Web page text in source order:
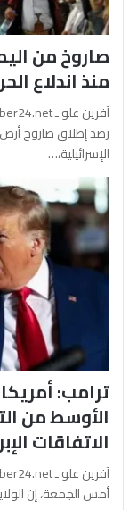
صاروخ من
منذ اندلاع
رصد إطلاق صاروخ
الإسرائيلية،…
ترامب:
الأوسط من
الاتفاقات
أمس الجمعة، إن